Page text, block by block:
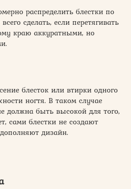
распределить блестки по
сделать, если перетягивать
краю аккуратными, но
блесток или втирки одного
ногтя. В таком случае
должна быть высокой для того,
сами блестки не создают
дизайн.